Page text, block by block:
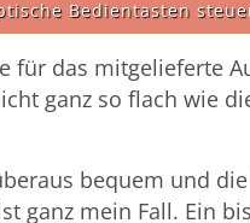
Bedientasten
für das mitgelieferte
ganz so flach wie
bequem und
ganz mein Fall. Ein